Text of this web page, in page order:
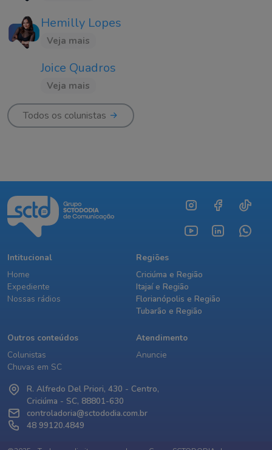
Hemilly Lopes
Veja mais
Joice Quadros
Veja mais
Todos os colunistas
Intitucional
Home
Expediente
Nossas rádios
Regiões
Criciúma e Região
Itajaí e Região
Florianópolis e Região
Tubarão e Região
Outros conteúdos
Colunistas
Chuvas em SC
Atendimento
Anuncie
R. Alfredo Del Priori, 430 - Centro,
Criciúma - SC, 88801-630
controladoria@sctododia.com.br
48 99120.4849